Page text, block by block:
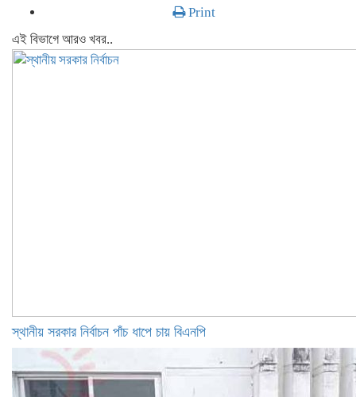
Print
এই বিভাগে আরও খবর..
স্থানীয় সরকার নির্বাচন পাঁচ ধাপে চায় বিএনপি